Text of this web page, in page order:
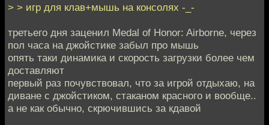
> > игр для клав+мышь на консолях -_-
третьего дня заценил Medal of Honor: Airborne, через
пол часа на джойстике забыл про мышь
опять таки динамика и скорость загрузки более чем
доставляют
первый раз почувствовал, что за игрой отдыхаю, на
диване с джойстиком, стаканом красного и вообще..
а не как обычно, скрючившись за кдавой